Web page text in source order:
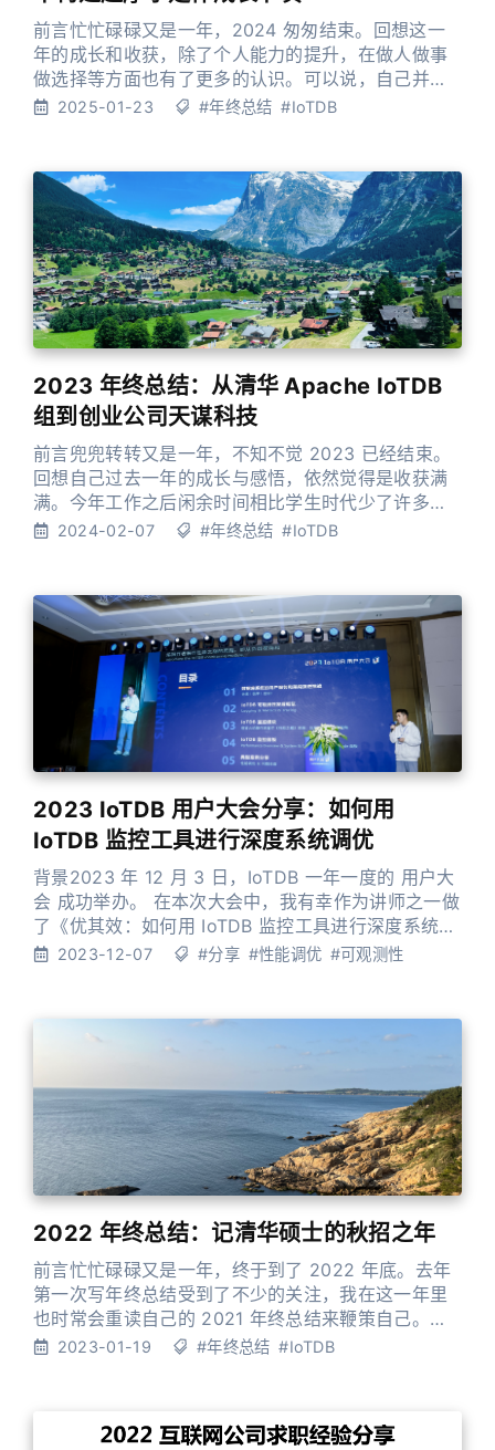
前言忙忙碌碌又是一年，2024 匆匆结束。回想这一
年的成长和收获，除了个人能力的提升，在做人做事
做选择等方面也有了更多的认识。可以说，自己并未
虚度时光，过得十分充实。 临近除夕，总算抽出时间
节奏，也能获得更多反馈来修正自己。 首先依然是自
我介绍环节，我叫谭新宇，清华本硕，师从软件学院
王建民/黄向东老师。目前
2025-01-23 #年终总结 #IoTDB
2023 年终总结：从清华 Apache IoTDB
组到创业公司天谋科技
前言兜兜转转又是一年，不知不觉 2023 已经结束。
回想自己过去一年的成长与感悟，依然觉得是收获满
满。今年工作之后闲余时间相比学生时代少了许多，
到了除夕才有时间来写今年的年终总结。好在自己还
大家的反馈来修正自己。 首先依然是自我介绍环节，
我叫谭新宇，清华本硕，师从软件学院王建民/黄向东
老师。目前在时序数据库
2024-02-07 #年终总结 #IoTDB
2023 IoTDB 用户大会分享：如何用
IoTDB 监控工具进行深度系统调优
背景2023 年 12 月 3 日，IoTDB 一年一度的 用户大
会 成功举办。 在本次大会中，我有幸作为讲师之一做
了《优其效：如何用 IoTDB 监控工具进行深度系统调
优》的分享，系统介绍了 IoTDB 这一年来在可观测性
展示我的分享内容。 我们在可观测性方面做的工作后
续也会有更多的博客输出出来，敬请期
2023-12-07 #分享 #性能调优 #可观测性
2022 年终总结：记清华硕士的秋招之年
前言忙忙碌碌又是一年，终于到了 2022 年底。去年
第一次写年终总结受到了不少的关注，我在这一年里
也时常会重读自己的 2021 年终总结来鞭策自己。今
年由于家里的特殊原因需要在医院过年，时间比较仓
大家一些启发。 首先依然是自我介绍环节，我叫谭新
2023-01-19 #年终总结 #IoTDB